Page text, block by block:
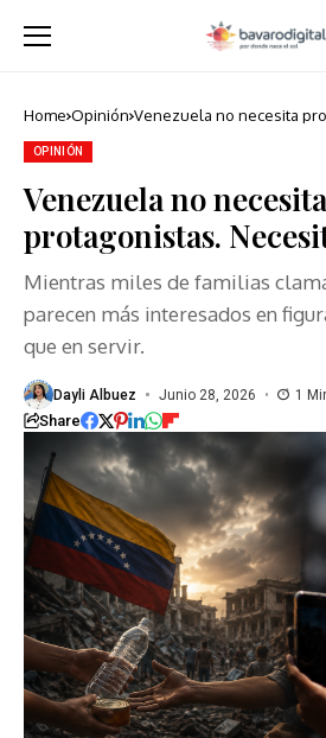
Home Opinión Venezuela no necesita
OPINIÓN
Venezuela no necesita
protagonistas.
Mientras miles de familias
parecen más interesados en
que en servir.
Dayli Albuez Junio 28, 2026 1
Share